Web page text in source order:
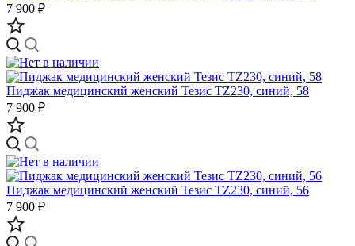
7 900 ₽
Пиджак медицинский женский Тезис TZ230, синий, 58
7 900 ₽
Пиджак медицинский женский Тезис TZ230, синий, 56
7 900 ₽